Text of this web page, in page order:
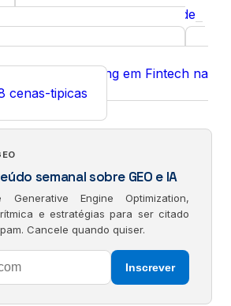
Setup do Claude Code
Jornada do CMO de B2B
Head de Marketing em Fintech na
cenas-tipicas
semanal sobre GEO e IA
Generative Engine Optimization,
e estratégias para ser citado
Cancele quando quiser.
Inscrever